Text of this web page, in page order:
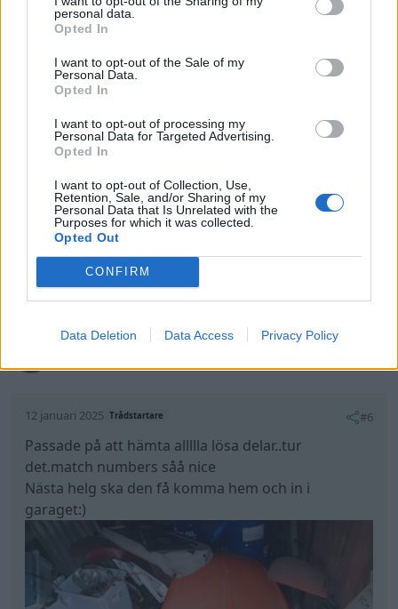
personal data.
Opted In
I want to opt-out of the Sale of my
Personal Data.
Opted In
I want to opt-out of processing my
Personal Data for Targeted Advertising.
Opted In
I want to opt-out of Collection, Use,
Retention, Sale, and/or Sharing of my
Personal Data that Is Unrelated with the
Purposes for which it was collected.
Opted Out
CONFIRM
Data Deletion Data Access Privacy Policy
Det det bara hände.verkar va en magnet som dras
till vw
vw bubbla beetle barndoor splitbuss
Volkswagen
bubbla (1970)
Volkswagen
touran (2015)
Volkswagen
Passat b6 (2010)
Citera
12 januari 2025 Trådstartare #6
Passade på att hämta allllla lösa delar..tur
det.match numbers såå nice
Nästa helg ska den få komma hem och in i
garaget:)